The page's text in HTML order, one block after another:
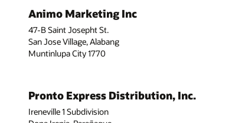
Animo Marketing Inc
47-B Saint Josepht St.
San Jose Village, Alabang
Muntinlupa City 1770
Pronto Express Distribution, Inc.
Ireneville 1 Subdivision